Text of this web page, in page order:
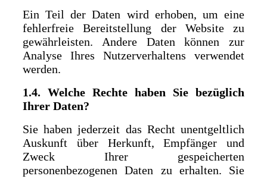
Ein Teil der Daten wird erhoben, um eine
fehlerfreie Bereitstellung der Website zu
gewährleisten. Andere Daten können zur
Analyse Ihres Nutzerverhaltens verwendet
werden.
1.4. Welche Rechte haben Sie bezüglich
Ihrer Daten?
Sie haben jederzeit das Recht unentgeltlich
Auskunft über Herkunft, Empfänger und
Zweck Ihrer gespeicherten
personenbezogenen Daten zu erhalten. Sie